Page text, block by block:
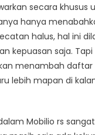
secara khusus
hanya
halus, hal ini
kepuasan saja.
menambah daftar
lebih mapan di
Mobilio rs